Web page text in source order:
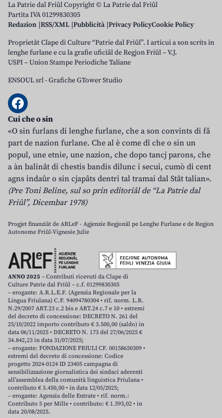
La Patrie dal Friûl Copyright © La Patrie dal Friûl
Partita IVA 01299830305
Redazion RSS/XML Pubblicità Privacy PolicyCookie Policy
Proprietât Clape di Culture “Patrie dal Friûl”. I articui a son scrits in
lenghe furlane e cu la grafie uficiâl de Regjon Friûl – V.J.
USPI – Union Stampe Periodiche Taliane
ENSOUL srl-Grafiche GTower Studio
Cui che o sin
«O sin furlans di lenghe furlane, che a son convints di fâ
part de nazion furlane. Che al è come dî che o sin un
popul, une etnie, une nazion, che dopo tancj parons, che
a àn balinât di chestis bandis dilunc i secui, cumò di cent
agns indaûr o sin cjapâts dentri tal tramai dal Stât talian».
(Pre Toni Beline, sul so prin editoriâl de “La Patrie dal
Friûl”, Dicembar 1978)
Progjet finanziât de ARLeF - Agjenzie Regjonâl pe Lenghe Furlane e de Regjon
Autonome Friûl-Vignesie Julie
ANNO 2025 – Contributi ricevuti da Clape di
Culture Patrie dal Friûl – c.f. 01299830305
– erogante: A.R.L.E.F. (Agenzia Regionale per la
Lingua Friulana) C.F. 94094780304 • rif. norm. L.R.
N.29/2007 ART.23 c.2 bis e ART.24 c.7 e 10 • estremi
del decreto di concessione: DECRETO N. 261 del
25/10/2022 importo contributo € 3.500,00 (saldo) in
data 06/11/2025 • DECRETO N. 173 del 27/06/2025 €
34.842,23 in data 31/07/2025;
– erogante: FONDAZIONE FRIULI CF. 00158650309 •
estremi del decreto di concessione: Codice
progetto 2024-0124 ID 23405 campagna di
sensibilizzazione giornalistica dei sindaci aderenti
all’assemblea della comunità linguistica Friulana •
contributo € 3.450,00 • in data 12/05/2025;
– erogante: Agenzia delle Entrate • rif. norm.:
Contributo 5 per Mille • contributo: € 1.593,02 • in
data 20/08/2025.